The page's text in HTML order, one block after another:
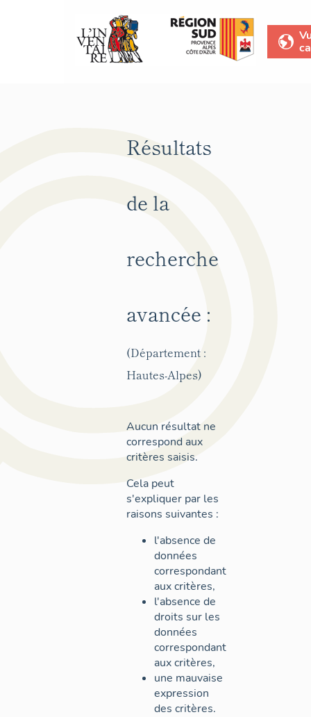
Résultats
de la
recherche
avancée :
(Département :
Hautes-Alpes)
Aucun résultat ne
correspond aux
critères saisis.
Cela peut
s'expliquer par les
raisons suivantes :
l'absence de
données
correspondant
aux critères,
l'absence de
droits sur les
données
correspondant
aux critères,
une mauvaise
expression
des critères.